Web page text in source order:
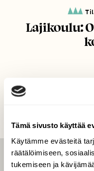
Tämä sivusto käyttää
Käytämme evästeitä
räätälöimiseen,
tukemiseen ja
Lajikoulu: